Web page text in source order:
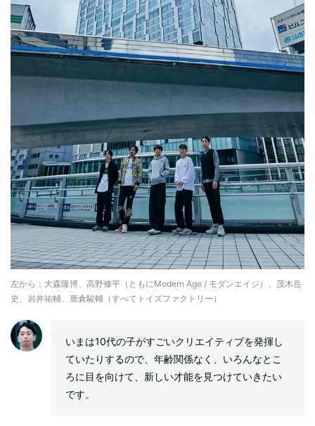
左から：大森隆博、高野修平（ともにModern Age / モダンエイジ）、茂木岳
史、岩井祐輔、鹿倉駿輔（すべてトイズファクトリー）
いまは10代の子がすごいクリエイティブを発揮し
ていたりするので、年齢関係なく、いろんなとこ
ろに目を向けて、新しい才能を見つけていきたい
です。